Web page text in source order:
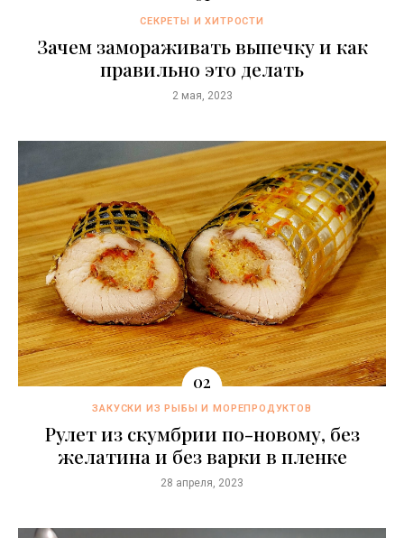
СЕКРЕТЫ И ХИТРОСТИ
Зачем замораживать выпечку и как
правильно это делать
2 мая, 2023
ЗАКУСКИ ИЗ РЫБЫ И МОРЕПРОДУКТОВ
Рулет из скумбрии по-новому, без
желатина и без варки в пленке
28 апреля, 2023